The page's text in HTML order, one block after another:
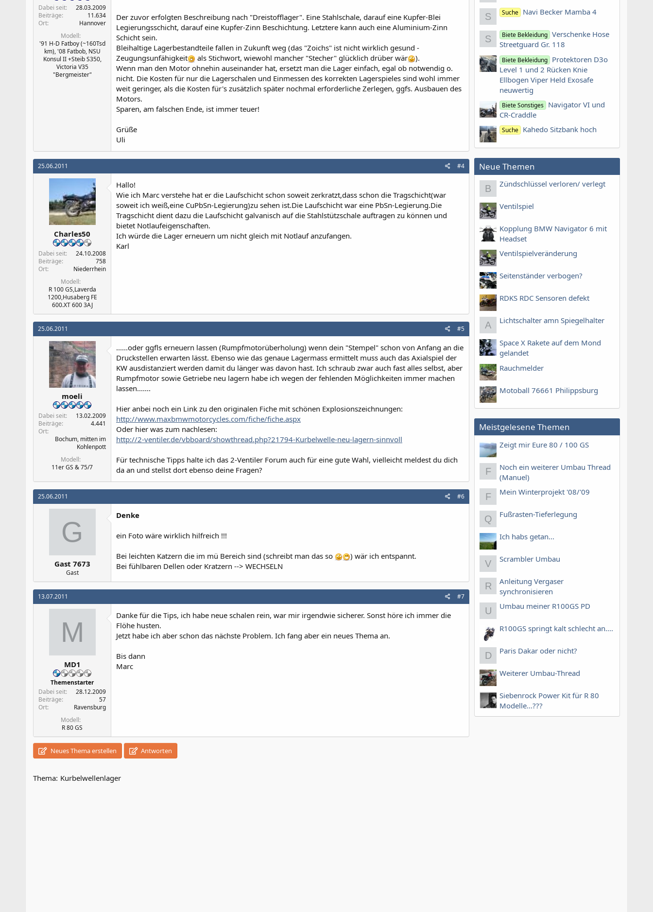
Dabei seit
28.03.2009
Beiträge
11.634
Ort
Hannover
Modell
'91 H-D Fatboy (~160Tsd
km), '08 Fatbob, NSU
Konsul II +Steib S350,
Victoria V35
"Bergmeister"
Der zuvor erfolgten Beschreibung nach "Dreistofflager". Eine Stahlschale, darauf eine Kupfer-Blei
Legierungsschicht, darauf eine Kupfer-Zinn Beschichtung. Letztere kann auch eine Aluminium-Zinn
Schicht sein.
Bleihaltige Lagerbestandteile fallen in Zukunft weg (das "Zoichs" ist nicht wirklich gesund -
Zeugungsunfähigkeit
als Stichwort, wiewohl mancher "Stecher" glücklich drüber wär
).
Wenn man den Motor ohnehin auseinander hat, ersetzt man die Lager einfach, egal ob notwendig o.
nicht. Die Kosten für nur die Lagerschalen und Einmessen des korrekten Lagerspieles sind wohl immer
weit geringer, als die Kosten für's zusätzlich später nochmal erforderliche Zerlegen, ggfs. Ausbauen des
Motors.
Sparen, am falschen Ende, ist immer teuer!
Grüße
Uli
25.06.2011 #4
Charles50
Dabei seit
24.10.2008
Beiträge
758
Ort
Niederrhein
Modell
R 100 GS,Laverda
1200,Husaberg FE
600.XT 600 3AJ
Hallo!
Wie ich Marc verstehe hat er die Laufschicht schon soweit zerkratzt,dass schon die Tragschicht(war
soweit ich weiß,eine CuPbSn-Legierung)zu sehen ist.Die Laufschicht war eine PbSn-Legierung.Die
Tragschicht dient dazu die Laufschicht galvanisch auf die Stahlstützschale auftragen zu können und
bietet Notlaufeigenschaften.
Ich würde die Lager erneuern um nicht gleich mit Notlauf anzufangen.
Karl
25.06.2011 #5
moeli
Dabei seit
13.02.2009
Beiträge
4.441
Ort
Bochum, mitten im
Kohlenpott
Modell
11er GS & 75/7
......oder ggfls erneuern lassen (Rumpfmotorüberholung) wenn dein "Stempel" schon von Anfang an die
Druckstellen erwarten lässt. Ebenso wie das genaue Lagermass ermittelt muss auch das Axialspiel der
KW ausdistanziert werden damit du länger was davon hast. Ich schraub zwar auch fast alles selbst, aber
Rumpfmotor sowie Getriebe neu lagern habe ich wegen der fehlenden Möglichkeiten immer machen
lassen.......
Hier anbei noch ein Link zu den originalen Fiche mit schönen Explosionszeichnungen:
http://www.maxbmwmotorcycles.com/fiche/fiche.aspx
Oder hier was zum nachlesen:
http://2-ventiler.de/vbboard/showthread.php?21794-Kurbelwelle-neu-lagern-sinnvoll
Für technische Tipps halte ich das 2-Ventiler Forum auch für eine gute Wahl, vielleicht meldest du dich
da an und stellst dort ebenso deine Fragen?
25.06.2011 #6
G
Gast 7673
Gast
Denke
ein Foto wäre wirklich hilfreich !!!
Bei leichten Katzern die im mü Bereich sind (schreibt man das so
) wär ich entspannt.
Bei fühlbaren Dellen oder Kratzern --> WECHSELN
13.07.2011 #7
M
MD1
Themenstarter
Dabei seit
28.12.2009
Beiträge
57
Ort
Ravensburg
Modell
R 80 GS
Danke für die Tips, ich habe neue schalen rein, war mir irgendwie sicherer. Sonst höre ich immer die
Flöhe husten.
Jetzt habe ich aber schon das nächste Problem. Ich fang aber ein neues Thema an.
Bis dann
Marc
Neues Thema erstellen Antworten
Thema: Kurbelwellenlager
S Suche Navi Becker Mamba 4
S Biete Bekleidung Verschenke Hose
Streetguard Gr. 118
Biete Bekleidung Protektoren D3o
Level 1 und 2 Rücken Knie
Ellbogen Viper Held Exosafe
neuwertig
Biete Sonstiges Navigator VI und
CR-Craddle
Suche Kahedo Sitzbank hoch
Neue Themen
B Zündschlüssel verloren/ verlegt
Ventilspiel
Kopplung BMW Navigator 6 mit
Headset
Ventilspielveränderung
Seitenständer verbogen?
RDKS RDC Sensoren defekt
A Lichtschalter amn Spiegelhalter
Space X Rakete auf dem Mond
gelandet
Rauchmelder
Motoball 76661 Philippsburg
Meistgelesene Themen
Zeigt mir Eure 80 / 100 GS
F
Noch ein weiterer Umbau Thread
(Manuel)
F Mein Winterprojekt '08/'09
Q Fußrasten-Tieferlegung
Ich habs getan...
V Scrambler Umbau
R
Anleitung Vergaser
synchronisieren
U Umbau meiner R100GS PD
R100GS springt kalt schlecht an....
D Paris Dakar oder nicht?
Weiterer Umbau-Thread
Siebenrock Power Kit für R 80
Modelle...???